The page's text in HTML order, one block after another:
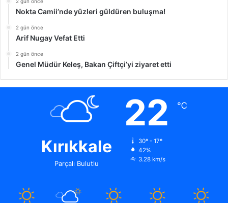
Nokta Camii’nde yüzleri güldüren buluşma!
2 gün önce
Arif Nugay Vefat Etti
2 gün önce
Genel Müdür Keleş, Bakan Çiftçi’yi ziyaret etti
Kırıkkale
Parçalı Bulutlu
22 ℃
30º - 17º
42%
3.28 km/s